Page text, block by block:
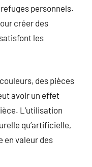
personnels.
créer des
les
des pièces
avoir un effet
L’utilisation
qu’artificielle,
en valeur des